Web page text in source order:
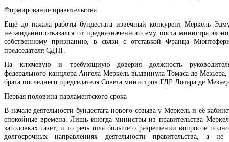
Формирование правительства
Ещё до начала работы бундестага извечный конкурент Меркель
неожиданно отказался от предназначенного ему поста министра
собственному признанию, в связи с отставкой Франца
председателя СДПГ.
На ключевую и требующиую доверия должность
федерального канцлера Ангела Меркель выдвинула Томаса де
брата последнего председателя Совета министров ГДР Лотара де
Первая половина парламентского срока
В начале деятельности бундестага нового созыва у Меркель и её
спокойные времена. Лишь иногда министры из правительства
заголовках газет, и то речь шла больше о разрешении вопросов
долгосрочных направлениях деятельности правительства, а